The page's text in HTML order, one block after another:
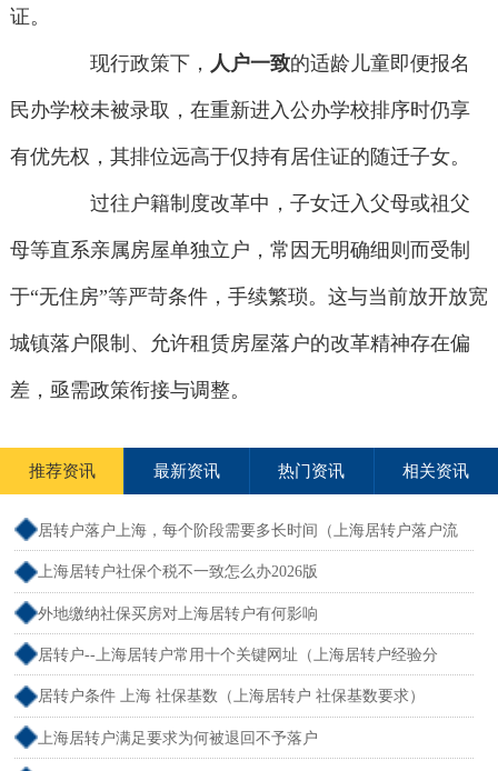
证。
现行政策下， 人户一致的适龄儿童即便报名
民办学校未被录取，在重新进入公办学校排序时仍享
有优先权，其排位远高于仅持有居住证的随迁子女。
过往户籍制度改革中，子女迁入父母或祖父
母等直系亲属房屋单独立户，常因无明确细则而受制
于“无住房”等严苛条件，手续繁琐。这与当前放开放宽
城镇落户限制、允许租赁房屋落户的改革精神存在偏
差，亟需政策衔接与调整。
推荐资讯 最新资讯 热门资讯 相关资讯
居转户落户上海，每个阶段需要多长时间（上海居转户落户流
程和周期）
上海居转户社保个税不一致怎么办2026版
外地缴纳社保买房对上海居转户有何影响
居转户--上海居转户常用十个关键网址（上海居转户经验分
享）
居转户条件 上海 社保基数（上海居转户 社保基数要求）
上海居转户满足要求为何被退回不予落户